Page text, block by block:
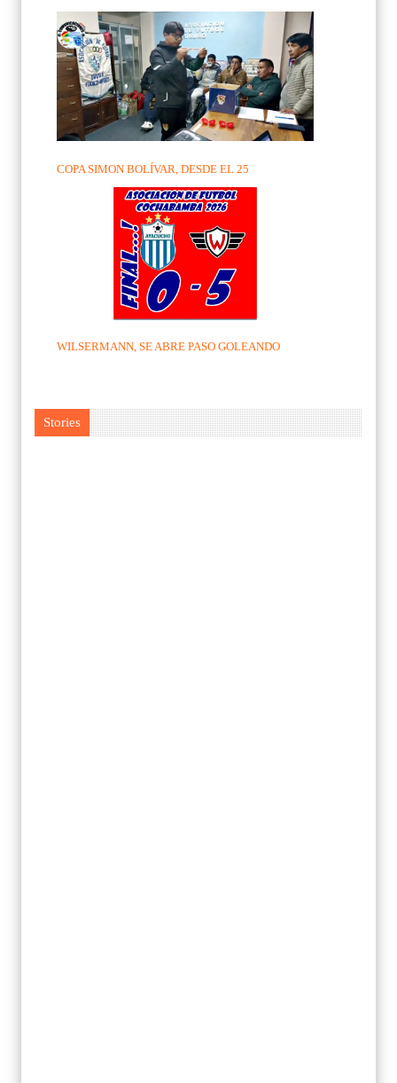
COPA SIMON BOLÍVAR, DESDE EL 25
WILSERMANN, SE ABRE PASO GOLEANDO
Stories